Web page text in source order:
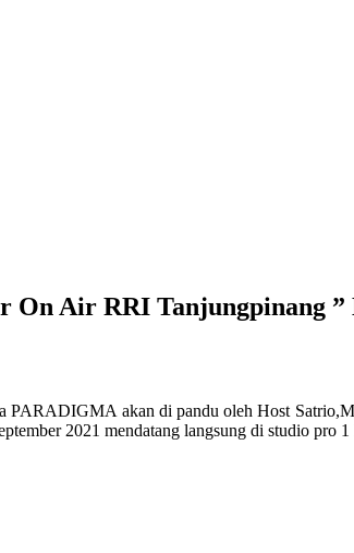
Air RRI Tanjungpinang ”
PARADIGMA akan di pandu oleh Host
2021 mendatang langsung di studio pro